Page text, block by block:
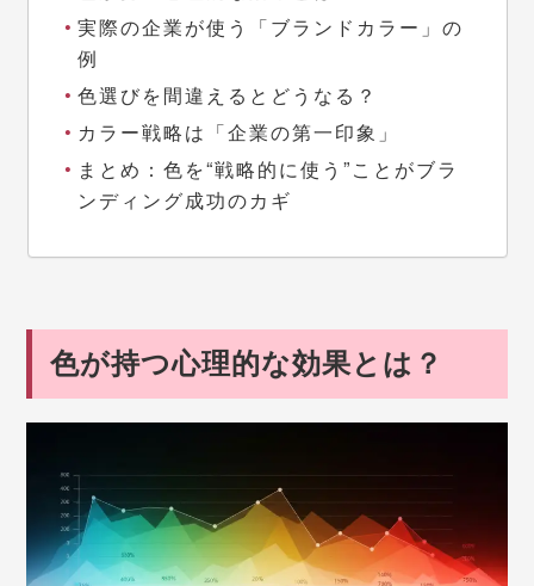
実際の企業が使う「ブランドカラー」の
例
色選びを間違えるとどうなる？
カラー戦略は「企業の第一印象」
まとめ：色を“戦略的に使う”ことがブラ
ンディング成功のカギ
色が持つ心理的な効果とは？